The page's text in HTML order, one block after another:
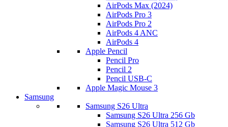
AirPods Max (2024)
AirPods Pro 3
AirPods Pro 2
AirPods 4 ANC
AirPods 4
Apple Pencil
Pencil Pro
Pencil 2
Pencil USB-C
Apple Magic Mouse 3
Samsung
Samsung S26 Ultra
Samsung S26 Ultra 256 Gb
Samsung S26 Ultra 512 Gb